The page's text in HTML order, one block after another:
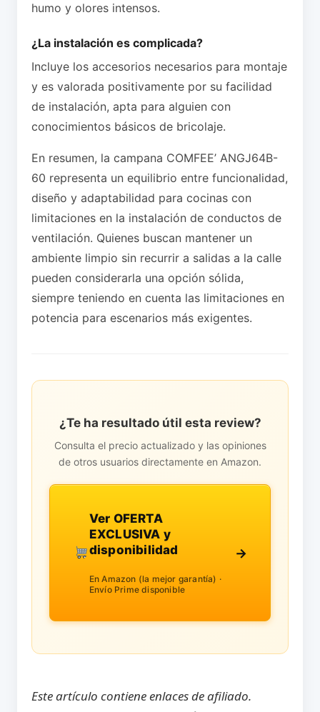
humo y olores intensos.
¿La instalación es complicada?
Incluye los accesorios necesarios para montaje
y es valorada positivamente por su facilidad
de instalación, apta para alguien con
conocimientos básicos de bricolaje.
En resumen, la campana COMFEE’ ANGJ64B-
60 representa un equilibrio entre funcionalidad,
diseño y adaptabilidad para cocinas con
limitaciones en la instalación de conductos de
ventilación. Quienes buscan mantener un
ambiente limpio sin recurrir a salidas a la calle
pueden considerarla una opción sólida,
siempre teniendo en cuenta las limitaciones en
potencia para escenarios más exigentes.
¿Te ha resultado útil esta review?
Consulta el precio actualizado y las opiniones
de otros usuarios directamente en Amazon.
Ver OFERTA
EXCLUSIVA y
disponibilidad
En Amazon (la mejor garantía) ·
Envío Prime disponible
→
Este artículo contiene enlaces de afiliado.